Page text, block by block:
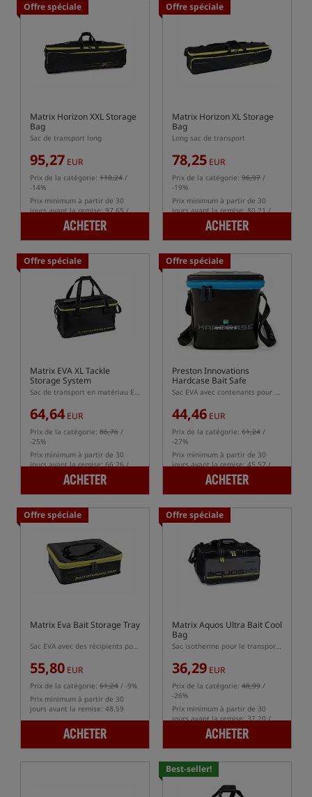
Offre spéciale
Matrix Horizon XXL Storage
Bag
Sac de transport long
95,27 EUR
Prix de la catégorie: 110,24 /
-14%
Prix minimum à partir de 30
jours avant la remise: 97.65 /
ACHETER
Offre spéciale
Matrix Horizon XL Storage
Bag
Long sac de transport
78,25 EUR
Prix de la catégorie: 96,97 /
-19%
Prix minimum à partir de 30
jours avant la remise: 80.21 /
ACHETER
Offre spéciale
Matrix EVA XL Tackle
Storage System
Sac de transport en matériau EVA
64,64 EUR
Prix de la catégorie: 86,76 /
-25%
Prix minimum à partir de 30
jours avant la remise: 66.26 /
ACHETER
Offre spéciale
Preston Innovations
Hardcase Bait Safe
Sac EVA avec contenants pour stocker les pellets/appâts
44,46 EUR
Prix de la catégorie: 61,24 /
-27%
Prix minimum à partir de 30
jours avant la remise: 45.57 /
ACHETER
Offre spéciale
Matrix Eva Bait Storage Tray
Sac EVA avec des récipients pour appâts et amorces inclus
55,80 EUR
Prix de la catégorie: 61,24 / -9%
Prix minimum à partir de 30
jours avant la remise: 48.59
ACHETER
Offre spéciale
Matrix Aquos Ultra Bait Cool
Bag
Sac isotherme pour le transport des appâts
36,29 EUR
Prix de la catégorie: 48,99 /
-26%
Prix minimum à partir de 30
jours avant la remise: 37.20 /
ACHETER
Best-seller!